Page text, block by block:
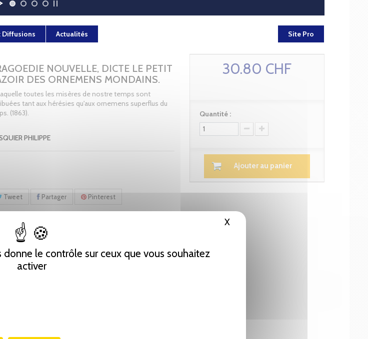
donne le contrôle sur ceux que vous souhaitez
activer
X Masquer le bandeau des cookies
Diffusions Actualités Site Pro
NOUVELLE, DICTE LE PETIT
DES ORNEMENS MONDAINS.
toutes les misères de nostre temps sont
tant aux hérésies qu'aux ornemens superflus du
(1863).
PHILIPPE
Tweet Partager Pinterest
30.80 CHF
Quantité :
Ajouter au panier